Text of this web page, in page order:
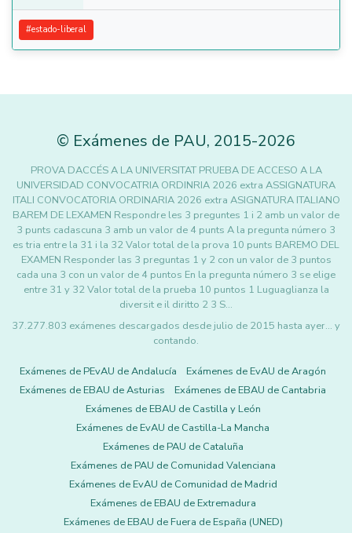
#estado-liberal
© Exámenes de PAU, 2015-2026
PROVA DACCÉS A LA UNIVERSITAT PRUEBA DE ACCESO A LA
UNIVERSIDAD CONVOCATRIA ORDINRIA 2026 extra ASSIGNATURA
ITALI CONVOCATORIA ORDINARIA 2026 extra ASIGNATURA ITALIANO
BAREM DE LEXAMEN Respondre les 3 preguntes 1 i 2 amb un valor de
3 punts cadascuna 3 amb un valor de 4 punts A la pregunta número 3
es tria entre la 31 i la 32 Valor total de la prova 10 punts BAREMO DEL
EXAMEN Responder las 3 preguntas 1 y 2 con un valor de 3 puntos
cada una 3 con un valor de 4 puntos En la pregunta número 3 se elige
entre 31 y 32 Valor total de la prueba 10 puntos 1 Luguaglianza la
diversit e il diritto 2 3 S…
37.277.803 exámenes descargados desde julio de 2015 hasta ayer... y
contando.
Exámenes de PEvAU de Andalucía
Exámenes de EvAU de Aragón
Exámenes de EBAU de Asturias
Exámenes de EBAU de Cantabria
Exámenes de EBAU de Castilla y León
Exámenes de EvAU de Castilla-La Mancha
Exámenes de PAU de Cataluña
Exámenes de PAU de Comunidad Valenciana
Exámenes de EvAU de Comunidad de Madrid
Exámenes de EBAU de Extremadura
Exámenes de EBAU de Fuera de España (UNED)